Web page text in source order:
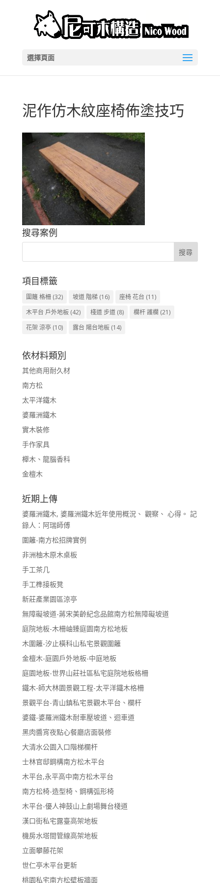
選擇頁面
泥作仿木紋座椅佈塗技巧
搜尋案例
項目標籤
圍籬 格柵(32) 坡道 階梯(16) 座椅 花台 (11)
木平台 戶外地板(42) 棧道 步道(8) 欄杆 護欄 (21)
花架 涼亭(10) 露台 陽台地板(14)
依材料類別
其他商用耐久材
南方松
太平洋鐵木
婆羅洲鐵木
實木裝修
手作家具
櫸木、龍腦香科
金檀木
近期上傳
婆羅洲鐵木, 婆羅洲鐵木近年使用概況、 觀察、 心得。 記
錄人：阿瑞師傅
圍籬-南方松招牌實例
非洲柚木原木桌板
手工茶几
手工榫接板凳
新莊產業園區涼亭
無障礙坡道-蔣宋美齡紀念品館南方松無障礙坡道
庭院地板-木柵岫臻庭園南方松地板
木圍籬-汐止橫科山私宅景觀圍籬
金檀木-庭園戶外地板-中庭地板
庭園地板-世界山莊社區私宅庭院地板格柵
鐵木-師大林園景觀工程-太平洋鐵木格柵
景觀平台-青山鎮私宅景觀木平台、欄杆
婆鐵-婆羅洲鐵木耐車壓坡道、迴車道
黑肉醬宵夜點心餐廳店面裝修
大清水公園入口階梯欄杆
士林官邸鋼構南方松木平台
木平台,永平高中南方松木平台
南方松椅-造型椅、鋼構弧形椅
木平台-優人神鼓山上劇場舞台棧道
漢口街私宅露臺高架地板
機房水塔間管線高架地板
立面攀藤花架
世仁亭木平台更新
桃園私宅南方松壁板牆面